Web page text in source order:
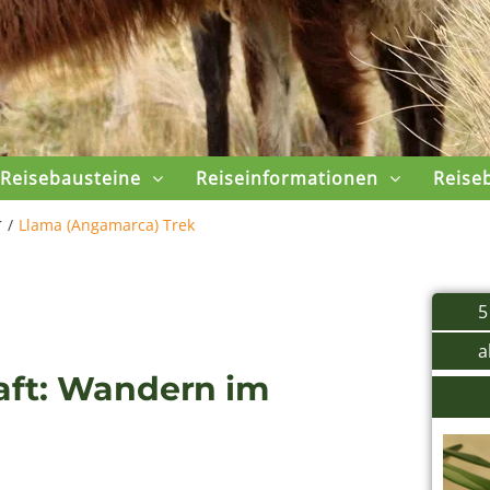
Reisebausteine Reiseinformationen
/ Llama (Angamarca) Trek
Wandern im